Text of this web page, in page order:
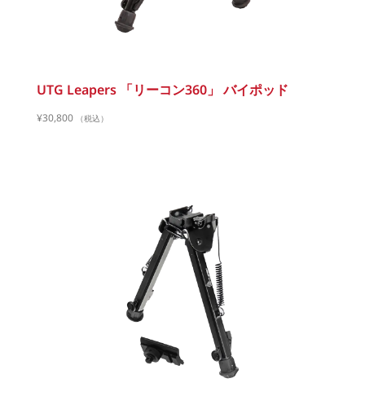
UTG Leapers 「リーコン360」 バイポッド
¥30,800 （税込）